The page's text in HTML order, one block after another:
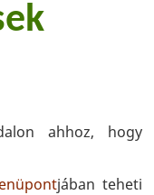
ahhoz, hogy
jában teheti